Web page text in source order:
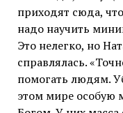
приходят сюда,
надо научить
Это нелегко, но
справлялась.
помогать людям.
этом мире особую